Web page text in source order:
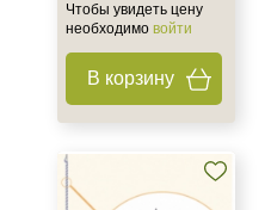
Чтобы увидеть цену
необходимо войти
В корзину